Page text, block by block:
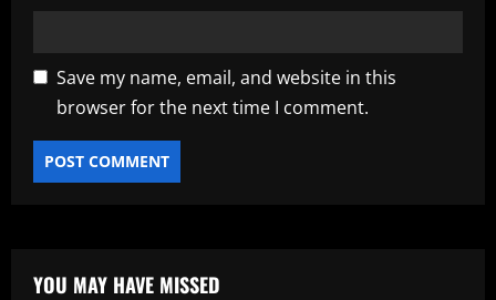
Save my name, email, and website in this
browser for the next time I comment.
YOU MAY HAVE MISSED